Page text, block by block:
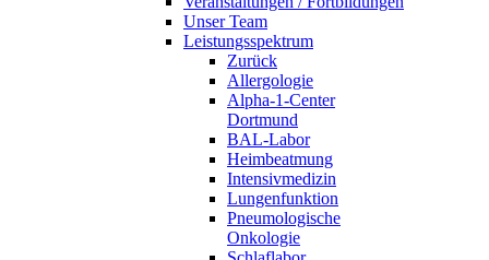
Unser Team
Leistungsspektrum
Zurück
Allergologie
Alpha-1-Center
Dortmund
BAL-Labor
Heimbeatmung
Intensivmedizin
Lungenfunktion
Pneumologische
Onkologie